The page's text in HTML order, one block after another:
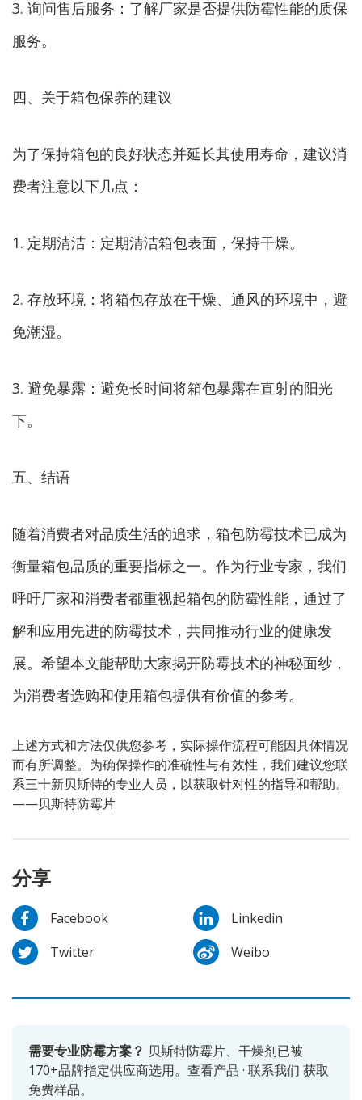
3. 询问售后服务：了解厂家是否提供防霉性能的质保
服务。
四、关于箱包保养的建议
为了保持箱包的良好状态并延长其使用寿命，建议消
费者注意以下几点：
1. 定期清洁：定期清洁箱包表面，保持干燥。
2. 存放环境：将箱包存放在干燥、通风的环境中，避
免潮湿。
3. 避免暴露：避免长时间将箱包暴露在直射的阳光
下。
五、结语
随着消费者对品质生活的追求，箱包防霉技术已成为
衡量箱包品质的重要指标之一。作为行业专家，我们
呼吁厂家和消费者都重视起箱包的防霉性能，通过了
解和应用先进的防霉技术，共同推动行业的健康发
展。希望本文能帮助大家揭开防霉技术的神秘面纱，
为消费者选购和使用箱包提供有价值的参考。
上述方式和方法仅供您参考，实际操作流程可能因具体情况
而有所调整。为确保操作的准确性与有效性，我们建议您联
系三十新贝斯特的专业人员，以获取针对性的指导和帮助。
——贝斯特防霉片
分享
Facebook
Linkedin
Twitter
Weibo
需要专业防霉方案？ 贝斯特防霉片、干燥剂已被
170+品牌指定供应商选用。 查看产品 · 联系我们 获取
免费样品。